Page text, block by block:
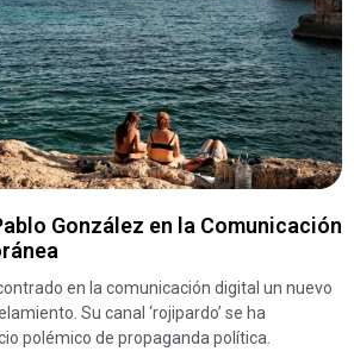
González en la Comunicación
en la comunicación digital un nuevo
Su canal ‘rojipardo’ se ha
polémico de propaganda política.